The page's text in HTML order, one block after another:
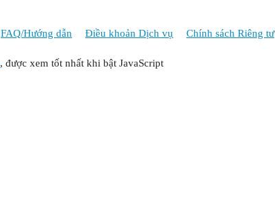
FAQ/Hướng dẫn Điều khoản Dịch vụ Chính sách Riêng tư
, được xem tốt nhất khi bật JavaScript